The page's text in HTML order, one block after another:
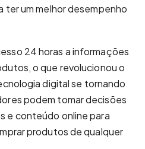
ter um melhor desempenho
24 horas a informações
o que revolucionou o
digital se tornando
podem tomar decisões
e conteúdo online para
produtos de qualquer